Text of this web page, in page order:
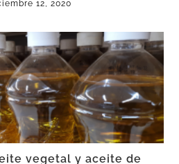
12, 2020
vegetal y aceite de